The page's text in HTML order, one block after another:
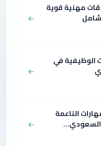
مهنية قوية
الوظيفية في
الناعمة
السعودي...